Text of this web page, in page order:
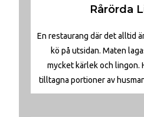
Rårörda
En restaurang där det alltid
kö på utsidan. Maten
mycket kärlek och lingon.
tilltagna portioner av